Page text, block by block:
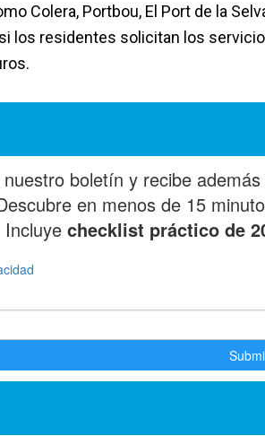
Colera, Portbou, El Port de la
los residentes solicitan los